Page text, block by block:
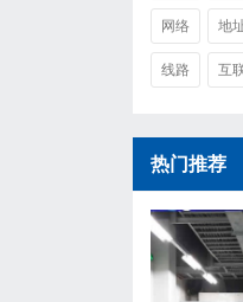
网络 地
线路 互
热门推荐